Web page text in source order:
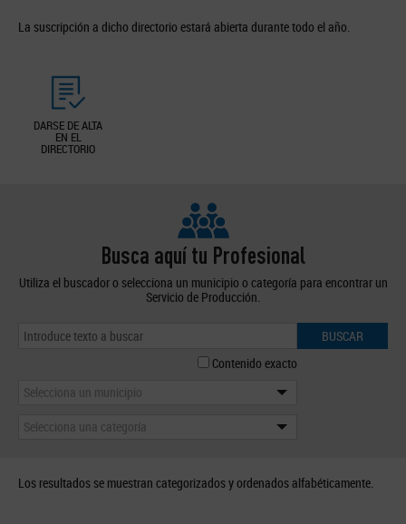
La suscripción a dicho directorio estará abierta durante todo el año.
DARSE DE ALTA
EN EL
DIRECTORIO
Busca aquí tu Profesional
Utiliza el buscador o selecciona un municipio o categoría para encontrar un
Servicio de Producción.
BUSCAR
Contenido exacto
Selecciona un municipio
Selecciona una categoría
Los resultados se muestran categorizados y ordenados alfabéticamente.